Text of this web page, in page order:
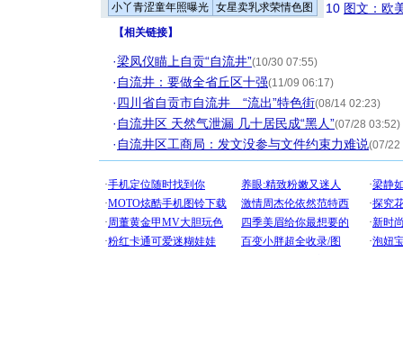
小丫青涩童年照曝光 女星卖乳求荣情色图
10 图文：欧
【相关链接】
·梁凤仪瞄上自贡“自流井”(10/30 07:55)
· 自流井：要做全省丘区十强(11/09 06:17)
·四川省自贡市自流井 “流出”特色街(08/14 02:23)
· 自流井区 天然气泄漏 几十居民成“黑人”(07/28 03:52)
· 自流井区工商局：发文没参与文件约束力难说(07/22